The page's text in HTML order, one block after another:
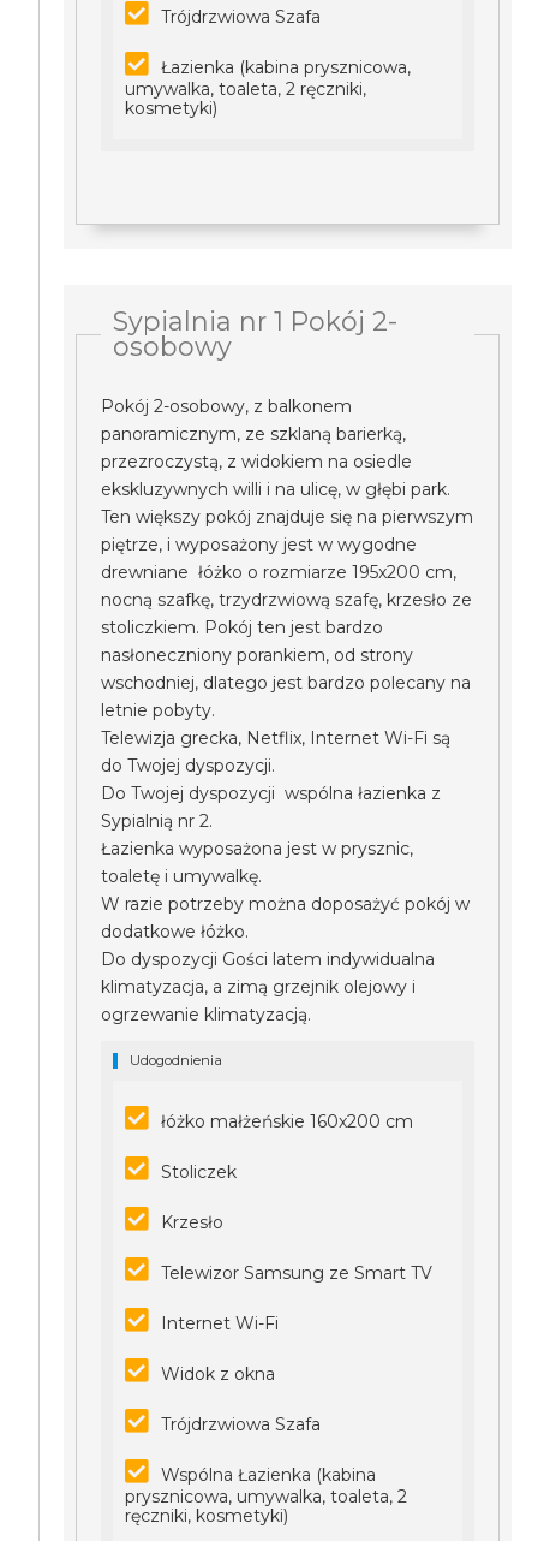
Trójdrzwiowa Szafa
Łazienka (kabina prysznicowa,
umywalka, toaleta, 2 ręczniki,
kosmetyki)
Sypialnia nr 1 Pokój 2-
osobowy
Pokój 2-osobowy, z balkonem
panoramicznym, ze szklaną barierką,
przezroczystą, z widokiem na osiedle
ekskluzywnych willi i na ulicę, w głębi park.
Ten większy pokój znajduje się na pierwszym
piętrze, i wyposażony jest w wygodne
drewniane łóżko o rozmiarze 195x200 cm,
nocną szafkę, trzydrzwiową szafę, krzesło ze
stoliczkiem. Pokój ten jest bardzo
nasłoneczniony porankiem, od strony
wschodniej, dlatego jest bardzo polecany na
letnie pobyty.
Telewizja grecka, Netflix, Internet Wi-Fi są
do Twojej dyspozycji.
Do Twojej dyspozycji wspólna łazienka z
Sypialnią nr 2.
Łazienka wyposażona jest w prysznic,
toaletę i umywalkę.
W razie potrzeby można doposażyć pokój w
dodatkowe łóżko.
Do dyspozycji Gości latem indywidualna
klimatyzacja, a zimą grzejnik olejowy i
ogrzewanie klimatyzacją.
Udogodnienia
łóżko małżeńskie 160x200 cm
Stoliczek
Krzesło
Telewizor Samsung ze Smart TV
Internet Wi-Fi
Widok z okna
Trójdrzwiowa Szafa
Wspólna Łazienka (kabina
prysznicowa, umywalka, toaleta, 2
ręczniki, kosmetyki)